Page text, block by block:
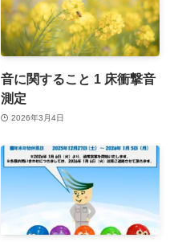
音に関すること 1 床衝撃音
測定
2026年3月4日